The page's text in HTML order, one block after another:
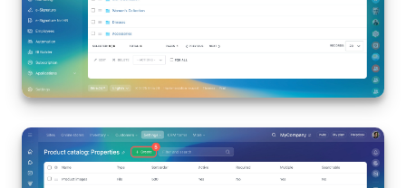
On-Premise de Bitrix24
COMPTE GRATUIT
CONNEXION